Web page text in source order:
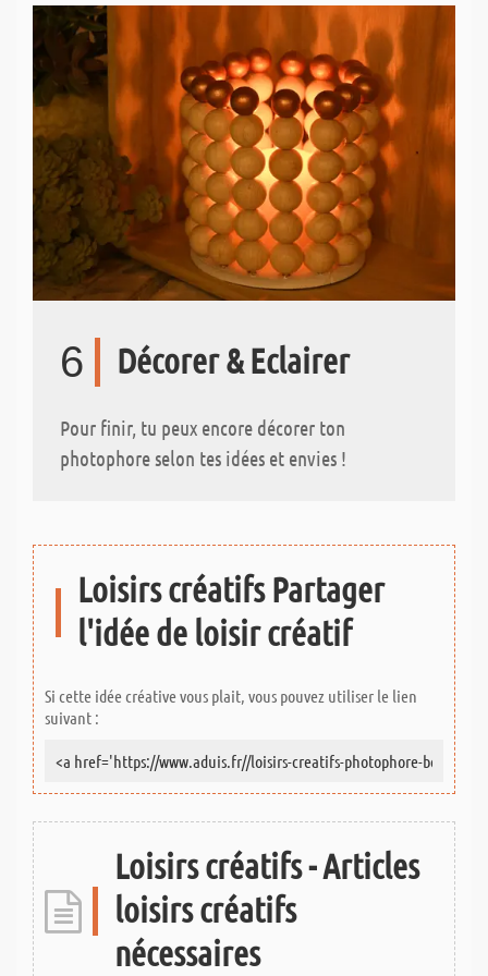
6 Décorer & Eclairer
Pour finir, tu peux encore décorer ton
photophore selon tes idées et envies !
Loisirs créatifs Partager
l'idée de loisir créatif
Si cette idée créative vous plait, vous pouvez utiliser le lien
suivant :
Loisirs créatifs - Articles
loisirs créatifs
nécessaires